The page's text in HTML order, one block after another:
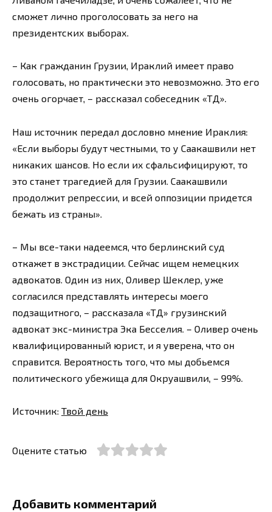
сможет лично проголосовать за него на
президентских выборах.
– Как гражданин Грузии, Ираклий имеет право
голосовать, но практически это невозможно. Это его
очень огорчает, – рассказал собеседник «ТД».
Наш источник передал дословно мнение Ираклия:
«Если выборы будут честными, то у Саакашвили нет
никаких шансов. Но если их сфальсифицируют, то
это станет трагедией для Грузии. Саакашвили
продолжит репрессии, и всей оппозиции придется
бежать из страны».
– Мы все-таки надеемся, что берлинский суд
откажет в экстрадиции. Сейчас ищем немецких
адвокатов. Один из них, Оливер Шеклер, уже
согласился представлять интересы моего
подзащитного, – рассказала «ТД» грузинский
адвокат экс-министра Эка Бесселия. – Оливер очень
квалифицированный юрист, и я уверена, что он
справится. Вероятность того, что мы добьемся
политического убежища для Окруашвили, – 99%.
Источник: Твой день
Оцените статью
Добавить комментарий